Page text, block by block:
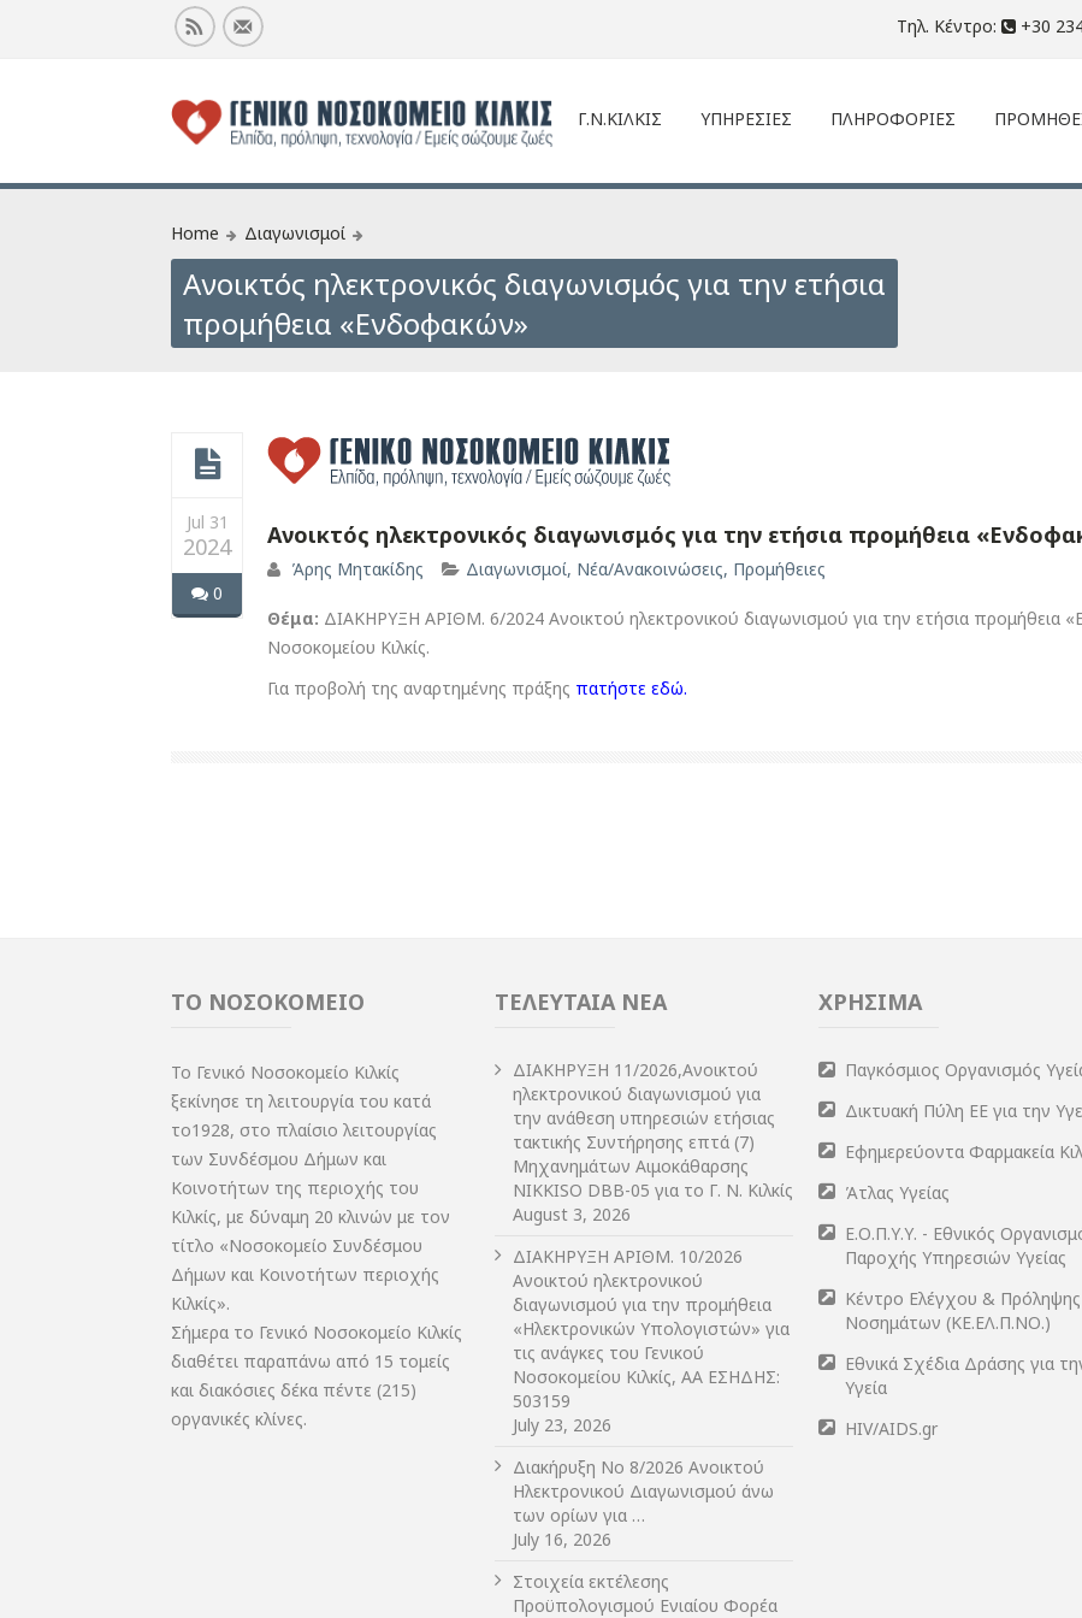
Τηλ. Κέντρο: +30
Γ.Ν.ΚΙΛΚΙΣ ΥΠΗΡΕΣΙΕΣ ΠΛΗΡΟΦΟΡΙΕΣ
Home Διαγωνισμοί
Ανοικτός ηλεκτρονικός διαγωνισμός για την ετήσια
προμήθεια «Ενδοφακών»
Jul 31
2024
0
Ανοικτός ηλεκτρονικός διαγωνισμός για την ετήσια προμήθεια
Άρης Μητακίδης Διαγωνισμοί, Νέα/Ανακοινώσεις, Προμήθειες
Θέμα: ΔIΑΚΗΡΥΞΗ ΑΡIΘΜ. 6/2024 Ανοικτού ηλεκτρονικού διαγωνισμού για την ετήσια προμήθεια
Νοσοκομείου Κιλκίς.
Για προβολή της αναρτημένης πράξης πατήστε εδώ.
ΤΟ ΝΟΣΟΚΟΜΕΙΟ
Το Γενικό Νοσοκομείο Κιλκίς
ξεκίνησε τη λειτουργία του κατά
το1928, στο πλαίσιο λειτουργίας
των Συνδέσμου Δήμων και
Κοινοτήτων της περιοχής του
Κιλκίς, με δύναμη 20 κλινών με τον
τίτλο «Νοσοκομείο Συνδέσμου
Δήμων και Κοινοτήτων περιοχής
Κιλκίς».
Σήμερα το Γενικό Νοσοκομείο Κιλκίς
διαθέτει παραπάνω από 15 τομείς
και διακόσιες δέκα πέντε (215)
οργανικές κλίνες.
ΤΕΛΕΥΤΑΙΑ ΝΕΑ
ΔIΑΚΗΡΥΞΗ 11/2026,Ανοικτού
ηλεκτρονικού διαγωνισμού για
την ανάθεση υπηρεσιών ετήσιας
τακτικής Συντήρησης επτά (7)
Μηχανημάτων Αιμοκάθαρσης
NIKKISO DBB-05 για το Γ. Ν. Κιλκίς
August 3, 2026
ΔIΑΚΗΡΥΞΗ ΑΡIΘΜ. 10/2026
Ανοικτού ηλεκτρονικού
διαγωνισμού για την προμήθεια
«Ηλεκτρονικών Υπολογιστών» για
τις ανάγκες του Γενικού
Νοσοκομείου Κιλκίς, ΑΑ ΕΣΗΔΗΣ:
503159
July 23, 2026
Διακήρυξη Νο 8/2026 Ανοικτού
Ηλεκτρονικού Διαγωνισμού άνω
των ορίων για …
July 16, 2026
Στοιχεία εκτέλεσης
Προϋπολογισμού Ενιαίου Φορέα
ΧΡΗΣΙΜΑ
Παγκόσμιος Οργανισμός
Δικτυακή Πύλη ΕΕ για την
Εφημερεύοντα Φαρμακεία
Άτλας Υγείας
Ε.Ο.Π.Υ.Υ. - Εθνικός
Παροχής Υπηρεσιών Υγείας
Κέντρο Ελέγχου & Πρόληψης
Νοσημάτων (ΚΕ.ΕΛ.Π.ΝΟ.)
Εθνικά Σχέδια Δράσης για
Υγεία
HIV/AIDS.gr